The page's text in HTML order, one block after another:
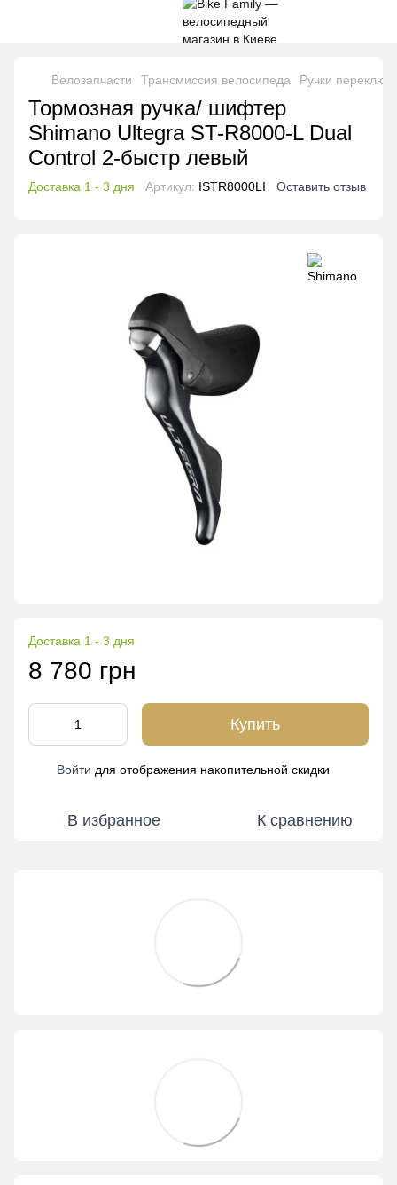
Велозапчасти Трансмиссия велосипеда Ручки
Тормозная ручка/ шифтер
Shimano Ultegra ST-R8000-L Dual
Control 2-быстр левый
Доставка 1 - 3 дня Артикул: ISTR8000LI Оставить отзыв
Доставка 1 - 3 дня
8 780 грн
Купить
Войти для отображения накопительной скидки
В избранное К сравнению